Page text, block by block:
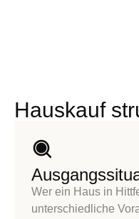
Hauskauf
Wer ein Haus in
unterschiedliche